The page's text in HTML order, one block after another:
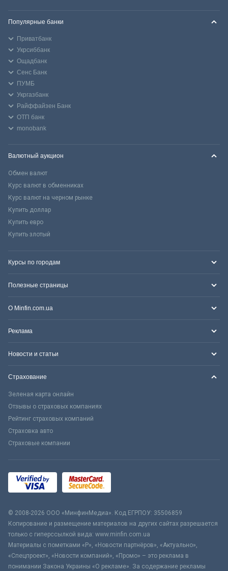
Популярные банки
Приватбанк
Укрсиббанк
Ощадбанк
Сенс Банк
ПУМБ
Укргазбанк
Райффайзен Банк
ОТП банк
monobank
Валютный аукцион
Обмен валют
Курс валют в обменниках
Курс валют на черном рынке
Купить доллар
Купить евро
Купить злотый
Курсы по городам
Полезные страницы
О Minfin.com.ua
Реклама
Новости и статьи
Страхование
Зеленая карта онлайн
Отзывы о страховых компаниях
Рейтинг страховых компаний
Страховка авто
Страховые компании
© 2008-2026 ООО «МинфинМедиа». Код ЕГРПОУ: 35506859
Копирование и размещение материалов на других сайтах разрешается
только с гиперссылкой вида: www.minfin.com.ua
Материалы с пометками «Р», «Новости партнёров», «Актуально»,
«Спецпроект», «Новости компаний», «Промо» – это реклама в
понимании Закона Украины «О рекламе». За содержание рекламы